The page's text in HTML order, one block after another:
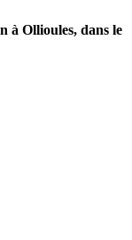
à Ollioules, dans le